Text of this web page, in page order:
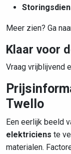
Meer zien? Ga
Klaar voor
Vraag vrijblijvend
Twello
Een eerlijk beeld
elektriciens te
materialen.